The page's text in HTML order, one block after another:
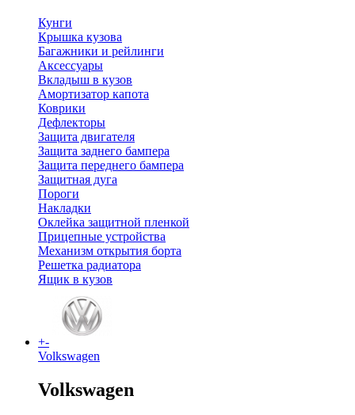
Кунги
Крышка кузова
Багажники и рейлинги
Аксессуары
Вкладыш в кузов
Амортизатор капота
Коврики
Дефлекторы
Защита двигателя
Защита заднего бампера
Защита переднего бампера
Защитная дуга
Пороги
Накладки
Оклейка защитной пленкой
Прицепные устройства
Механизм открытия борта
Решетка радиатора
Ящик в кузов
+-
Volkswagen
Volkswagen